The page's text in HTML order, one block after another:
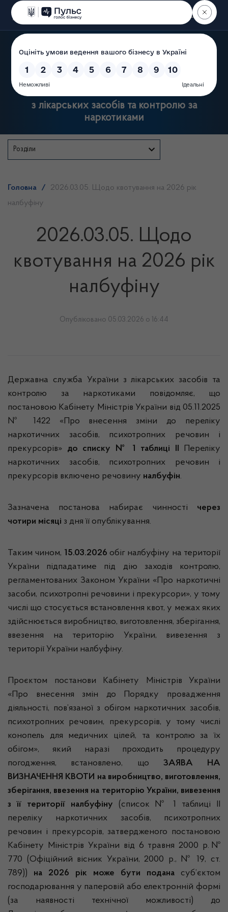
Пошук
Державна служба України
з лікарських засобів та контролю за
наркотиками
Розділи
Головна /
2026.03.05. Щодо квотування на 2026 рік
налбуфіну
2026.03.05. Щодо
квотування на 2026 рік
налбуфіну
Опубліковано 05.03.2026 о 16:44
Державна служба України з лікарських засобів та
контролю за наркотиками повідомляє, що
постановою Кабінету Міністрів України від 05.11.2025
№ 1422 «Про внесення зміни до переліку
наркотичних засобів, психотропних речовин і
прекурсорів» до списку № 1 таблиці ІІ Переліку
наркотичних засобів, психотропних речовин і
прекурсорів включено речовину налбуфін.
Зазначена постанова набирає чинності через
чотири місяці з дня її опублікування.
Таким чином, 15.03.2026 обіг налбуфіну на території
України підпадатиме під дію заходів контролю,
регламентованих Законом України «Про наркотичні
засоби, психотропні речовини і прекурсори», у тому
числі що стосується встановлення квот, у межах яких
здійснюється виробництво, виготовлення, зберігання,
ввезення на територію України, вивезення з
території України налбуфіну.
Проєктом постанови Кабінету Міністрів України
«Про внесення змін до Порядку провадження
діяльності, пов’язаної з обігом наркотичних засобів,
психотропних речовин, прекурсорів, у тому числі
конопель для медичних цілей, та контролю за їх
обігом», який наразі проходить процедуру
погодження, встановлено, що ЗАЯВА НА
ВИЗНАЧЕННЯ КВОТИ на виробництво, виготовлення,
зберігання, ввезення на територію України, вивезення
з її території налбуфіну (список № 1 таблиці ІІ
переліку наркотичних засобів, психотропних
речовин і прекурсорів, затвердженого постановою
Кабінету Міністрів України від 6 травня 2000 р.№
770 (Офіційний вісник України, 2000 р., № 19, ст.
789)) на 2026 рік може бути подана суб’єктом
господарювання у паперовій або електронній формі
(за наявності технічної можливості) до